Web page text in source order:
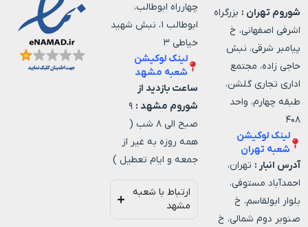
شوروم تهران : بزرگراه
اشرفی اصفهانی، خ
پیامبر شرقی، نبش
حاجی زاده، مجتمع
اداری تجاری گلشن،
طبقه چهارم، واحد
۴۰۸
لینک لوکیشن
شعبه تهران
آدرس انبار : تهران،
احمدآباد مستوفی،
بلوار ابولقاسم، خ
صنوبر دوم شمالی، خ
چهارراه ابوطالب،
ابوطالب ۱، نبش شهید
خیاطی ۳
لینک لوکیشن
شعبه مشهد
ساعت بازدید از
شوروم مشهد : ۹
صبح الی ۸ شب (
همه روزه به غیر از
جمعه و ایام تعطیل )
ارتباط با شعبه
مشهد